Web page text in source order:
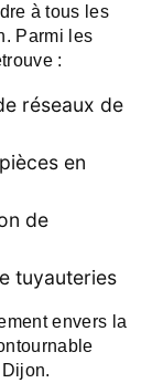
à tous les
Parmi les
:
réseaux de
en
de
tuyauteries
envers la